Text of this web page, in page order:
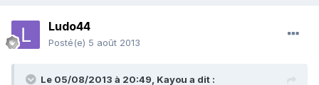
Ludo44
Posté(e) 5 août 2013
Le 05/08/2013 à 20:49, Kayou a dit :